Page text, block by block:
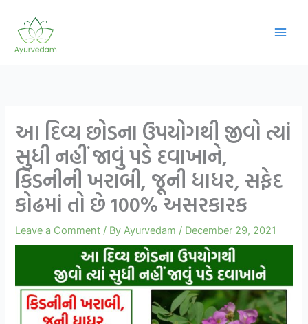
content
આ દિવ્ય છોડના ઉપયોગથી જીવો ત્યાં
સુધી નહીં જાવું પડે દવાખાને,
કિડનીની ખરાબી, જૂની ધાધર, સફેદ
કોઢમાં તો છે 100% અસરકારક
Leave a Comment / ByAyurvedam / December 29, 2021